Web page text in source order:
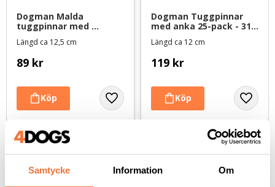
Samtycke Information Om
Dogman Malda
tuggpinnar med
kyckling 30-pack - 360 g
Längd ca 12,5 cm
89 kr
Dogman Tuggpinnar
med anka 25-pack - 313
Längd ca 12 cm
119 kr